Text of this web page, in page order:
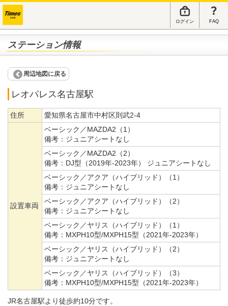
ログイン FAQ
ステーション情報
周辺地図に戻る
レオパレス名古屋駅
住所 愛知県名古屋市中村区則武2-4
設置車両
ベーシック／MAZDA2（1）
備考： ジュニアシートなし
ベーシック／MAZDA2（2）
備考： DJ型（2019年-2023年） ジュニアシートなし
ベーシック／アクア（ハイブリッド）（1）
備考： ジュニアシートなし
ベーシック／アクア（ハイブリッド）（2）
備考： ジュニアシートなし
ベーシック／ヤリス（ハイブリッド）（1）
備考： MXPH10型/MXPH15型（2021年-2023年）
ベーシック／ヤリス（ハイブリッド）（2）
備考： ジュニアシートなし
ベーシック／ヤリス（ハイブリッド）（3）
備考： MXPH10型/MXPH15型（2021年-2023年）
JR名古屋駅より徒歩約10分です。